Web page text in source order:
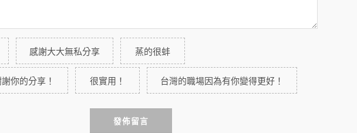
感謝大大無私分享 蒸的很蚌
你的分享！ 很實用！ 台灣的職場因為有你變得更好！
發佈留言